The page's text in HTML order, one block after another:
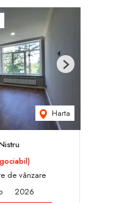
Harta
Next
de vânzare
2026